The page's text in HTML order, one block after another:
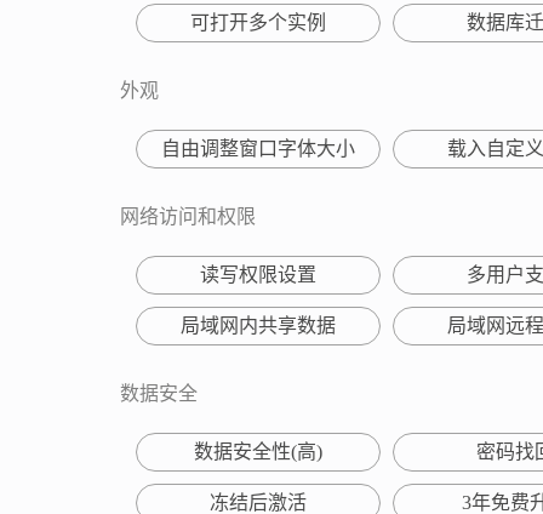
可打开多个实例 数据库
外观
自由调整窗口字体大小 载入自定
网络访问和权限
读写权限设置 多用户
局域网内共享数据 局域网远
数据安全
数据安全性(高) 密码找
冻结后激活 3年免费